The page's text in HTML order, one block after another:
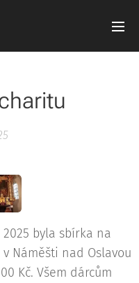
byla sbírka na
Náměšti nad Oslavou
Kč. Všem dárcům